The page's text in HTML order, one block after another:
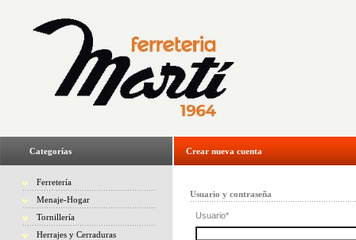
Categorías
Ferretería
Menaje-Hogar
Tornillería
Herrajes y Cerraduras
Crear nueva cuenta
Usuario y contraseña
Usuario*